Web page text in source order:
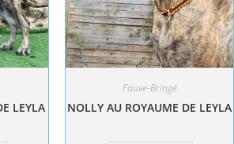
LEYLA
Fauve-Bringé
NOLLY AU ROYAUME DE LEYLA